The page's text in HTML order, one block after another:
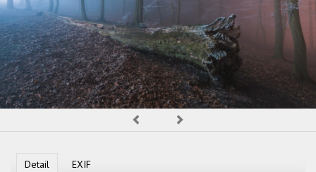
ODPORÚČANÉ
NAJNOVŠIE
POPULÁRNE
POPULÁRNE DNES
OBĽUBENÉ
OBĽUBENÍ AUTORI
Detail EXIF